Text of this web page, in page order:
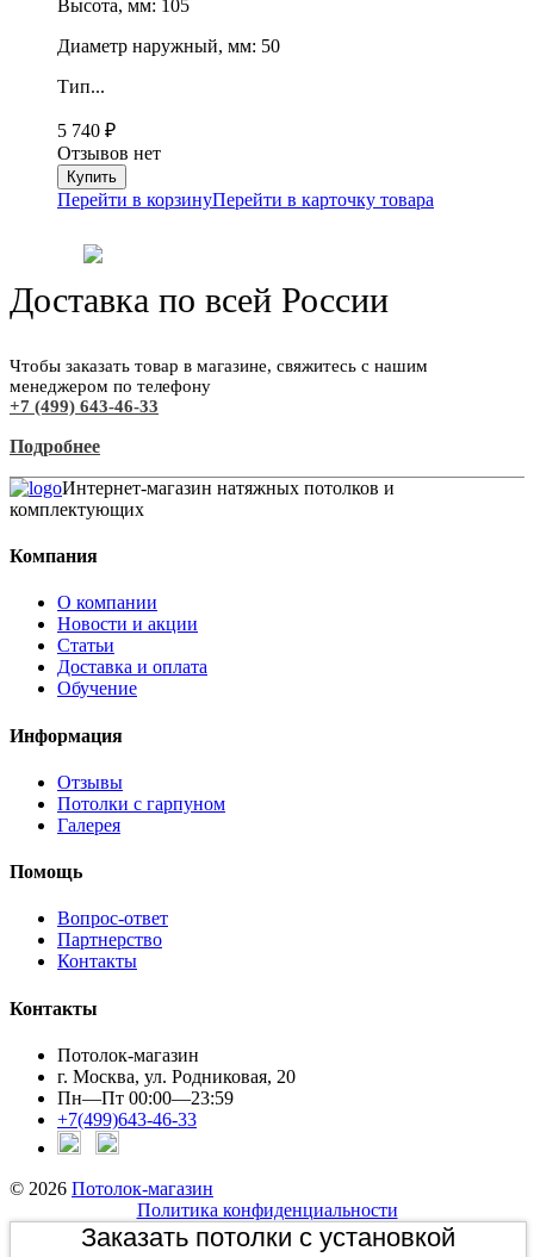
Высота, мм: 105
Диаметр наружный, мм: 50
Тип...
5 740 ₽
Отзывов нет
Перейти в корзинуПерейти в карточку товара
Доставка по всей России
Чтобы заказать товар в магазине, свяжитесь с нашим
менеджером по телефону
+7 (499) 643-46-33
Подробнее
Интернет-магазин натяжных потолков и
комплектующих
Компания
О компании
Новости и акции
Статьи
Доставка и оплата
Обучение
Информация
Отзывы
Потолки с гарпуном
Галерея
Помощь
Вопрос-ответ
Партнерство
Контакты
Контакты
Потолок-магазин
г. Москва, ул. Родниковая, 20
Пн—Пт 00:00—23:59
+7(499)643-46-33
© 2026 Потолок-магазин
Политика конфиденциальности
Заказать потолки с установкой